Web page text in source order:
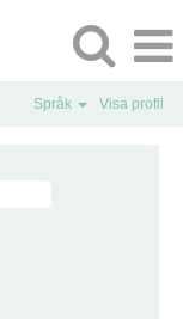
Språk Visa profil